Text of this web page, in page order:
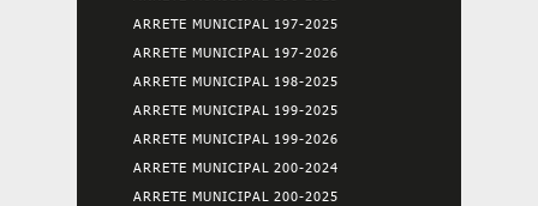
ARRETE MUNICIPAL 197-2025
ARRETE MUNICIPAL 197-2026
ARRETE MUNICIPAL 198-2025
ARRETE MUNICIPAL 199-2025
ARRETE MUNICIPAL 199-2026
ARRETE MUNICIPAL 200-2024
ARRETE MUNICIPAL 200-2025